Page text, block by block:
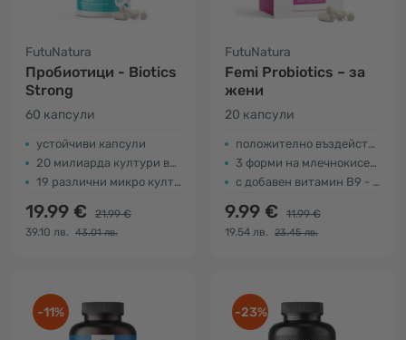
FutuNatura
Пробиотици - Biotics
Strong
60 капсули
устойчиви капсули
20 милиарда култури във всяка капсула
19 различни микро култури
19.99 €
21.99 €
39.10 лв.
43.01 лв.
FutuNatura
Femi Probiotics – за
жени
20 капсули
положително въздействие върху флората
3 форми на млечнокисели бактерии
с добавен витамин В9 - фолиева киселина
9.99 €
11.99 €
19.54 лв.
23.45 лв.
-11% -23%